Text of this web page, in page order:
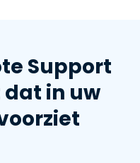
Support
in uw